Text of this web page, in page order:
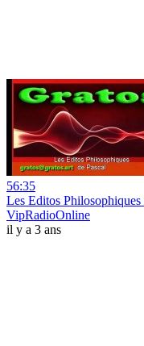
56:35
Les Editos
VipRadioOnline
il y a 3 ans